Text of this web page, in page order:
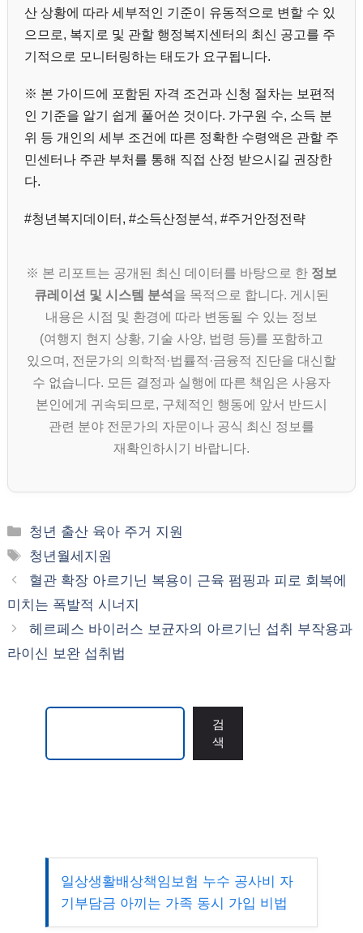
산 상황에 따라 세부적인 기준이 유동적으로 변할 수 있
으므로, 복지로 및 관할 행정복지센터의 최신 공고를 주
기적으로 모니터링하는 태도가 요구됩니다.
※ 본 가이드에 포함된 자격 조건과 신청 절차는 보편적
인 기준을 알기 쉽게 풀어쓴 것이다. 가구원 수, 소득 분
위 등 개인의 세부 조건에 따른 정확한 수령액은 관할 주
민센터나 주관 부처를 통해 직접 산정 받으시길 권장한
다.
#청년복지데이터, #소득산정분석, #주거안정전략
※ 본 리포트는 공개된 최신 데이터를 바탕으로 한 정보
큐레이션 및 시스템 분석 을 목적으로 합니다. 게시된
내용은 시점 및 환경에 따라 변동될 수 있는 정보
(여행지 현지 상황, 기술 사양, 법령 등)를 포함하고
있으며, 전문가의 의학적·법률적·금융적 진단을 대신할
수 없습니다. 모든 결정과 실행에 따른 책임은 사용자
본인에게 귀속되므로, 구체적인 행동에 앞서 반드시
관련 분야 전문가의 자문이나 공식 최신 정보를
재확인하시기 바랍니다.
카
테
리
청년 출산 육아 주거 지원
태
그
청년월세지원
혈관 확장 아르기닌 복용이 근육 펌핑과 피로 회복에
미치는 폭발적 시너지
헤르페스 바이러스 보균자의 아르기닌 섭취 부작용과
라이신 보완 섭취법
검
색
일상생활배상책임보험 누수 공사비 자
기부담금 아끼는 가족 동시 가입 비법